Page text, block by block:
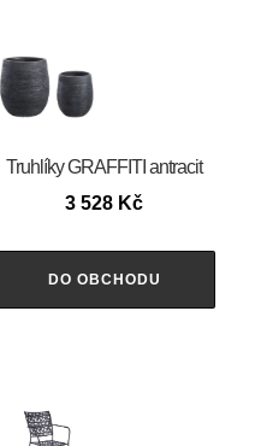
Truhlíky GRAFFITI antracit
3 528 Kč
DO OBCHODU